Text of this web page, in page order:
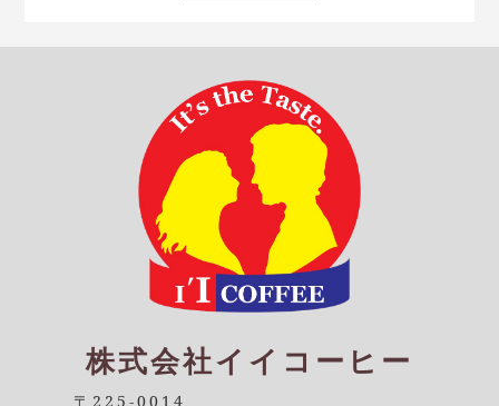
株式会社イイコーヒー
〒225-0014